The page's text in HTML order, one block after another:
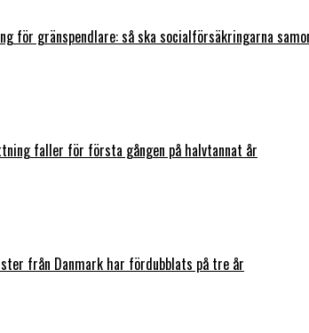
för gränspendlare: så ska socialförsäkringarna
faller för första gången på halvtannat år
från Danmark har fördubblats på tre år